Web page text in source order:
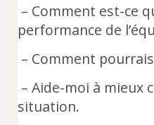
– Comment est-ce
performance de
– Comment
– Aide-moi à mieux
situation.